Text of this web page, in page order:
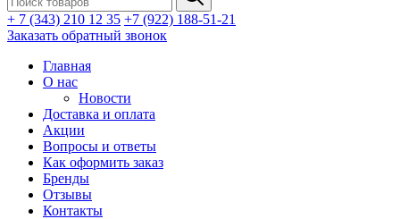
+ 7 (343) 210 12 35 +7 (922) 188-51-21
Заказать обратный звонок
Главная
О нас
Новости
Доставка и оплата
Акции
Вопросы и ответы
Как оформить заказ
Бренды
Отзывы
Контакты